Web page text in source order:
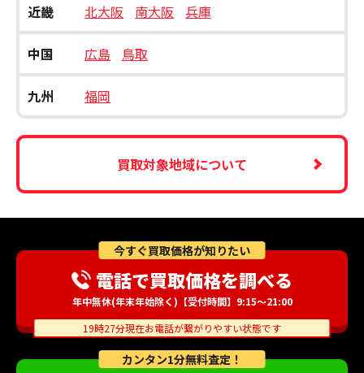
近畿 北大阪 南大阪 兵庫
中国 広島 鳥取
九州 福岡
買取対象地域について
カンタン1分無料査定！
今すぐ買取価格が知りたい
電話で買取価格を調べる
年中無休(年末年始除く)【受付時間】9:15～21:00
19時27分現在お電話が繋がりやすい状態です